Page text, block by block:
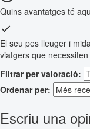
Quins avantatges té
El seu pes lleuger i
viatgers que
Filtrar per valoració:
Ordenar per:
Escriu una